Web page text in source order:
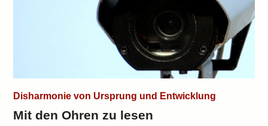
Disharmonie von Ursprung und Entwicklung
Mit den Ohren zu lesen